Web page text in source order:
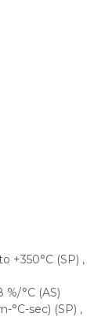
+350°C (SP) ,
%/°C (AS)
°C-sec) (SP) ,